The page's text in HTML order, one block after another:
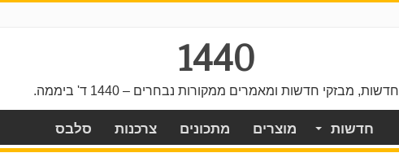
1440
חדשות, מבזקי חדשות ומאמרים ממקורות נבחרים – 1440 ד' ביממה.
חדשות מוצרים מתכונים צרכנות סלבס